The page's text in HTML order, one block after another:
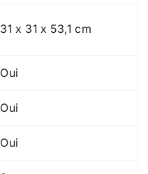
31 x 31 x 53,1 cm
Oui
Oui
Oui